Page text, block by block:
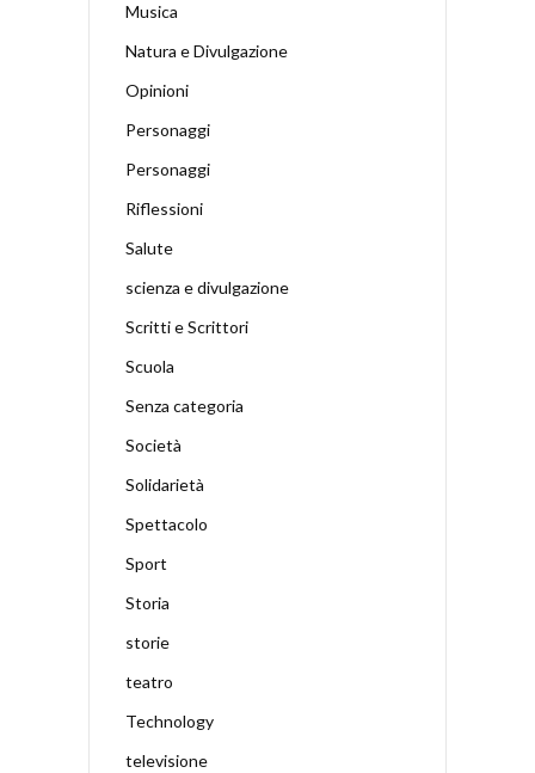
Musica
Natura e Divulgazione
Opinioni
Personaggi
Personaggi
Riflessioni
Salute
scienza e divulgazione
Scritti e Scrittori
Scuola
Senza categoria
Società
Solidarietà
Spettacolo
Sport
Storia
storie
teatro
Technology
televisione